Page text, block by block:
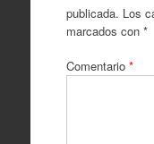
publicada. Los
marcados con *
Comentario *